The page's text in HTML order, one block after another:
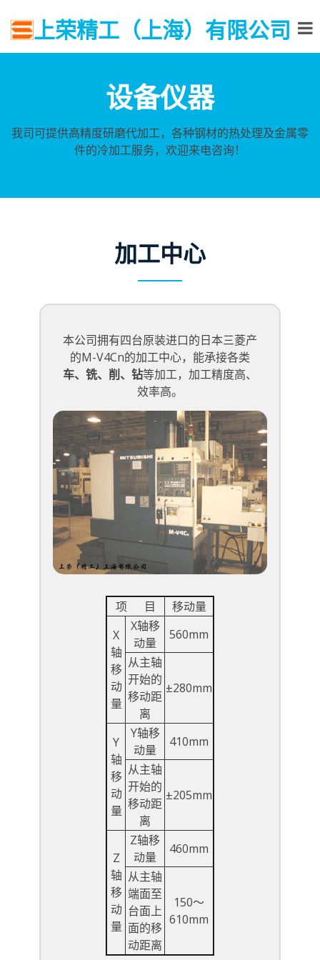
上荣精工（上海）有限公司
设备仪器
我司可提供高精度研磨代加工，各种钢材的热处理及金属零
件的冷加工服务，欢迎来电咨询！
加工中心
本公司拥有四台原装进口的日本三菱产
的M-V4Cn的加工中心，能承接各类
车、铣、削、钻等加工，加工精度高、
效率高。
项 目
移动量
X
轴
移
动
量
X轴移
动量
560mm
从主轴
开始的
移动距
离
±280mm
Y
轴
移
动
量
Y轴移
动量
410mm
从主轴
开始的
移动距
离
±205mm
Z
轴
移
动
量
Z轴移
动量
460mm
从主轴
端面至
台面上
面的移
动距离
150～
610mm